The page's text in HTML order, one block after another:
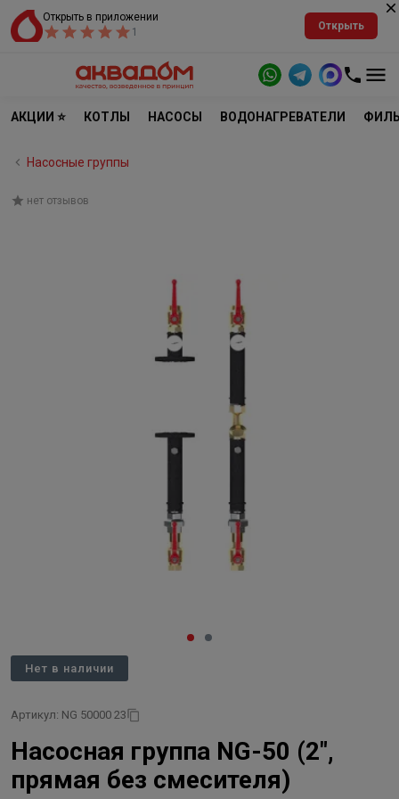
Открыть в приложении
1
Открыть
АКЦИИ ⭐ КОТЛЫ НАСОСЫ ВОДОНАГРЕВАТЕЛИ
Насосные группы
нет отзывов
Нет в наличии
Артикул: NG 50000 23
Насосная группа NG-50 (2″,
прямая без смесителя)